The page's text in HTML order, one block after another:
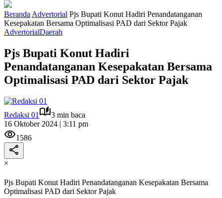
Beranda Advertorial Pjs Bupati Konut Hadiri Penandatanganan
Kesepakatan Bersama Optimalisasi PAD dari Sektor Pajak
AdvertorialDaerah
Pjs Bupati Konut Hadiri
Penandatanganan Kesepakatan Bersama
Optimalisasi PAD dari Sektor Pajak
Redaksi 01
3 min baca
16 Oktober 2024 | 3:11 pm
1586
×
Pjs Bupati Konut Hadiri Penandatanganan Kesepakatan Bersama
Optimalisasi PAD dari Sektor Pajak